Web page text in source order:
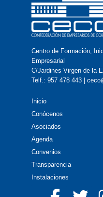
Centro de Formación,
Empresarial
C/Jardines Virgen de la
Telf.: 957 478 443 |
Inicio
Conócenos
Asociados
Agenda
Convenios
Transparencia
Instalaciones